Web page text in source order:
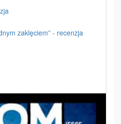
zaklęciem” - recenzja